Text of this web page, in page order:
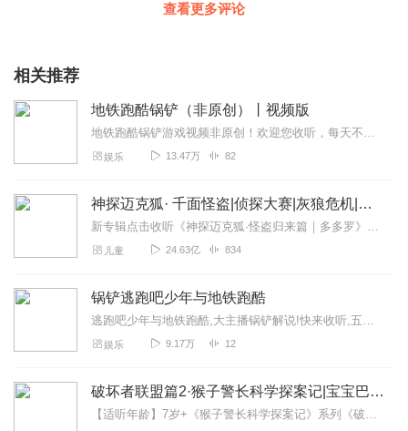
查看更多评论
相关推荐
地铁跑酷锅铲（非原创）丨视频版
地铁跑酷锅铲游戏视频非原创！欢迎您收听，每天不定时更新。为锅铲视频集合版（部分视频后期黑屏，由于未满十秒所以先补上的）后期有番外篇…铲粉必看！【注明：非原创，侵...
娱乐 13.47万 82
神探迈克狐· 千面怪盗|侦探大赛|灰狼危机|多多罗
新专辑点击收听《神探迈克狐·怪盗归来篇｜多多罗》！！！>>>点击进入主播橱窗购买《神探迈克狐》系列图书吧!<<<多多罗故事【点击前往】收听多多罗其他好玩有趣的故...
儿童 24.63亿 834
锅铲逃跑吧少年与地铁跑酷
逃跑吧少年与地铁跑酷,大主播锅铲解说!快来收听,五星好评加订阅!更新频率为:每周更新三集,可能加更一集
娱乐 9.17万 12
破坏者联盟篇2·猴子警长科学探案记|宝宝巴士故事
【适听年龄】7岁+《猴子警长科学探案记》系列《破坏者联盟篇1·猴子警长科学探案记》>>>《破坏者联盟篇2·猴子警长科学探案记》>>>《破坏者联盟篇3·猴子警长科...